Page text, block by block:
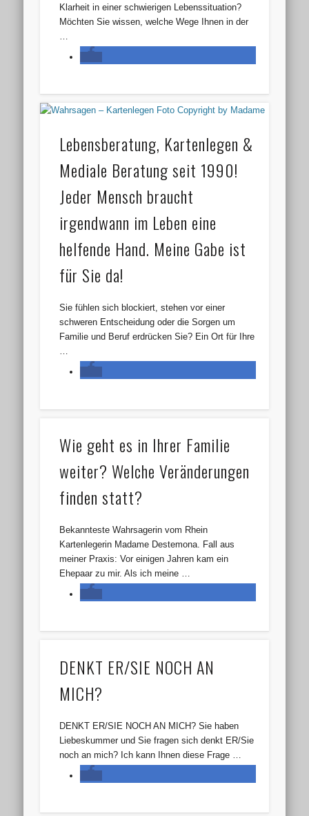
Klarheit in einer schwierigen Lebenssituation?
Möchten Sie wissen, welche Wege Ihnen in der
Lebensberatung, Kartenlegen &
Mediale Beratung seit 1990!
Jeder Mensch braucht
irgendwann im Leben eine
helfende Hand. Meine Gabe ist
für Sie da!
Sie fühlen sich blockiert, stehen vor einer
schweren Entscheidung oder die Sorgen um
Familie und Beruf erdrücken Sie? Ein Ort für Ihre
…
Wie geht es in Ihrer Familie
weiter? Welche Veränderungen
finden statt?
Bekannteste Wahrsagerin vom Rhein
Kartenlegerin Madame Destemona. Fall aus
meiner Praxis: Vor einigen Jahren kam ein
Ehepaar zu mir. Als ich meine …
DENKT ER/SIE NOCH AN
MICH?
DENKT ER/SIE NOCH AN MICH? Sie haben
Liebeskummer und Sie fragen sich denkt ER/Sie
noch an mich? Ich kann Ihnen diese Frage …